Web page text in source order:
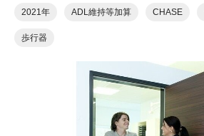
2021年 ADL維持等加算 CHASE
歩行器